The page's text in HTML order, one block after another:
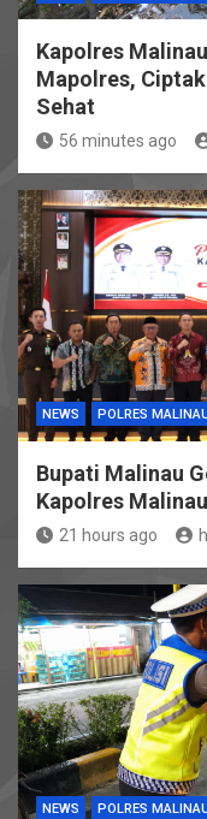
Kapolres
Mapolres,
Sehat
56 minutes ago
NEWS POLRES
Bupati Malinau
Kapolres
21 hours ago
NEWS POLRES